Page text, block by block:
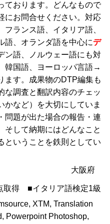
ております。どんなもので
にお問合せください。対応
ランス語、イタリア語、
語、オランダ語を中心にデ
ン語、ノルウェー語にも対
韓国語、ヨーロッパ言語→
ます。成果物のDTP編集も
な調査と翻訳内容のチェッ
かなど）を大切にしていま
問題が出た場合の報告・連
そして納期にはどんなこと
ということを鉄則としてい
大阪府
取得 ■イタリア語検定1級
XTM, Translation
Powerpoint Photoshop,